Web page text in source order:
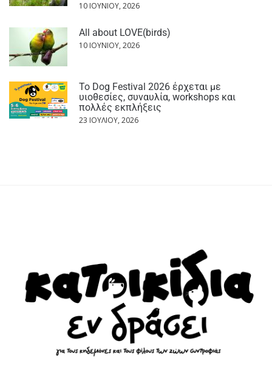
10 ΙΟΥΝΊΟΥ, 2026
All about LOVE(birds)
10 ΙΟΥΝΊΟΥ, 2026
Το Dog Festival 2026 έρχεται με
υιοθεσίες, συναυλία, workshops και
πολλές εκπλήξεις
23 ΙΟΥΛΊΟΥ, 2026